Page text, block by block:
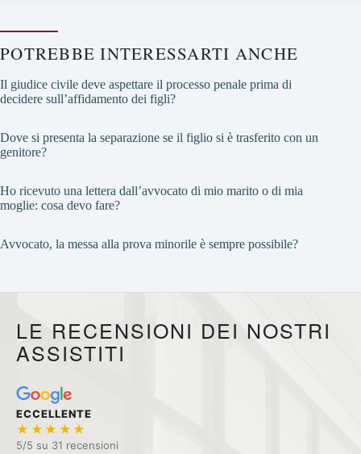
POTREBBE INTERESSARTI ANCHE
Il giudice civile deve aspettare il processo penale prima di
decidere sull’affidamento dei figli?
Dove si presenta la separazione se il figlio si è trasferito con un
genitore?
Ho ricevuto una lettera dall’avvocato di mio marito o di mia
moglie: cosa devo fare?
Avvocato, la messa alla prova minorile è sempre possibile?
LE RECENSIONI DEI NOSTRI
ASSISTITI
ECCELLENTE
★★★★★
5/5 su